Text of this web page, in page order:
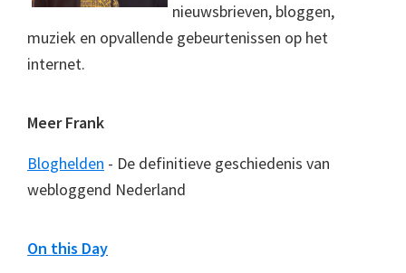
nieuwsbrieven, bloggen,
muziek en opvallende gebeurtenissen op het
internet.
Meer Frank
Bloghelden - De definitieve geschiedenis van
webloggend Nederland
On this Day